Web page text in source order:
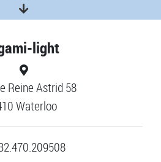
light
Reine Astrid 58
Waterloo